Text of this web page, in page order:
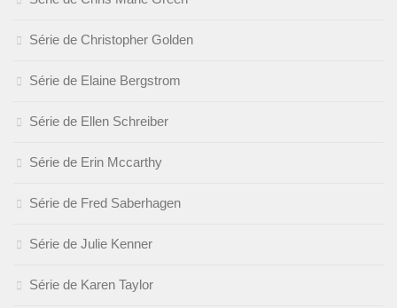
Série de Christopher Golden
Série de Elaine Bergstrom
Série de Ellen Schreiber
Série de Erin Mccarthy
Série de Fred Saberhagen
Série de Julie Kenner
Série de Karen Taylor